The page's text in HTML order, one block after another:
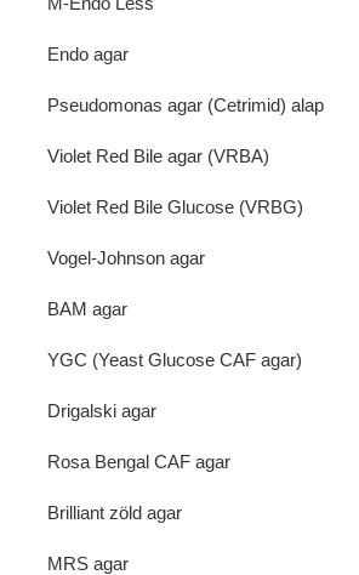
Endo agar
Pseudomonas agar (Cetrimid) alap
Violet Red Bile agar (VRBA)
Violet Red Bile Glucose (VRBG)
Vogel-Johnson agar
BAM agar
YGC (Yeast Glucose CAF agar)
Drigalski agar
Rosa Bengal CAF agar
Brilliant zöld agar
MRS agar